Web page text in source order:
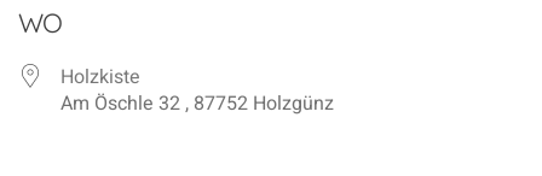
WO
Holzkiste
Am Öschle 32 , 87752 Holzgünz